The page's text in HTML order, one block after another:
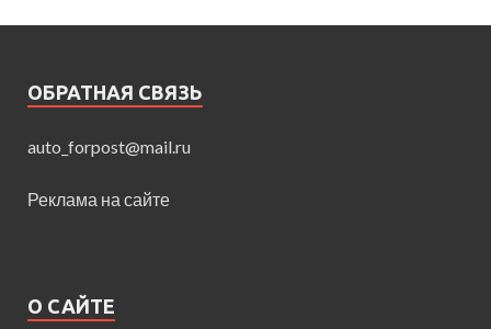
ОБРАТНАЯ СВЯЗЬ
auto_forpost@mail.ru
Реклама на сайте
О САЙТЕ